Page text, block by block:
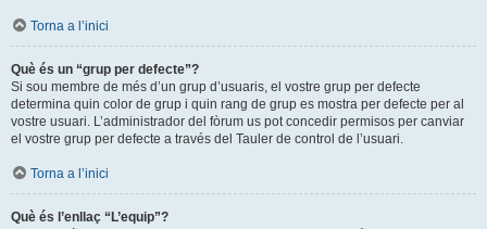
Torna a l’inici
Què és un “grup per defecte”?
Si sou membre de més d’un grup d’usuaris, el vostre grup per defecte
determina quin color de grup i quin rang de grup es mostra per defecte per al
vostre usuari. L’administrador del fòrum us pot concedir permisos per canviar
el vostre grup per defecte a través del Tauler de control de l’usuari.
Torna a l’inici
Què és l’enllaç “L’equip”?